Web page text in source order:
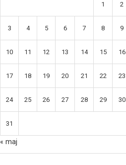
1 2
3 4 5 6 7 8 9
10 11 12 13 14 15 16
17 18 19 20 21 22 23
24 25 26 27 28 29 30
31
« maj